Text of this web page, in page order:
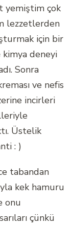
yemiştim çok
lezzetlerden
için bir
deneyi
Sonra
ve nefis
incirleri
Üstelik
: )
tabandan
kek hamuru
onu
çünkü